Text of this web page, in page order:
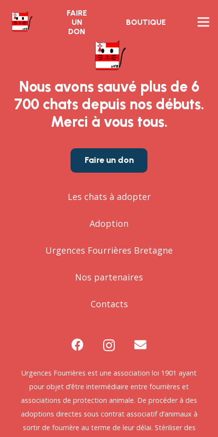
FAIRE
UN
DON
BOUTIQUE
Nous avons sauvé plus de 6
700 chats depuis nos débuts.
Merci à vous tous.
Faire un don
Les chats à adopter
Adoption
Urgences Fourrières Bretagne
Nos partenaires
Contacts
Urgences Fourrières est une association loi 1901 ayant
pour objet d’être intermédiaire entre fourrières et
associations de protection animale. De procéder à des
adoptions directes sous contrat associatif d’animaux à
sortir de fourrière au terme de leur délai. Stériliser des